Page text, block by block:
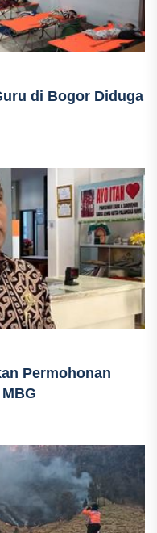
di Bogor Diduga
Permohonan